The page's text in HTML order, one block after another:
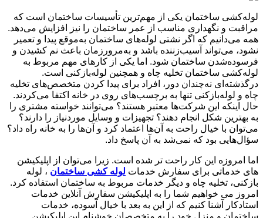
لوله‌کشی ساختمان یکی از مهم‌ترین تأسیسات ساختمان است که
مراقبت و نگهداری مناسب از عمر ساختمان را نیز افزایش می‌دهد.
همه می‌دانیم که اگر نشتی لوله‌های ساختمان به‌موقع پیدا و تعمیر
نشود، می‌تواند آسیب‌زننده باشد و به‌مرورزمان باعث نم کشیدن و
فرسوده‌شدن ساختمان شود. اما یکی از کارهای مهم مربوط به
لوله‌کشی ساختمان تخلیه چاه و همچنین لوله‌بازکنی است.
درگذشته‌ای نه‌چندان دور، افراد برای پیدا کردن متخصص‌های تخلیه
چاه و لوله‌بازکنی تنها به برچسب‌های روی در خانه اکتفا می‌کردند.
حال اینکه این شرکت‌ها معتبر هستند؟ می‌توانند خواسته مشتری را
به بهترین شکل انجام دهند؟ تجهیزات و وسایل موردنیاز را دارند؟
می‌توان با خیال راحت به آن‌ها اعتماد کرد و آن‌ها را به خانه راه داد؟
سؤال‌هایی بود که نمی‌شد به آن پاسخ داد.
اما امروزه این کار راحت تر شده است. زیرا می‌توان از اپلیکیشن
های خدماتی برای سفارش خدمات لوله کشی ساختمان ، لوله
بازکنی، تخلیه چاه و دیگر خدمات مربوط به ساختمان استفاده کرد.
امروز می خواهیم شما را به اپلیکیشن سفارش آنلاین خدمات
استادکار آشنا کنیم که از این به بعد با خیال آسوده، خدمات